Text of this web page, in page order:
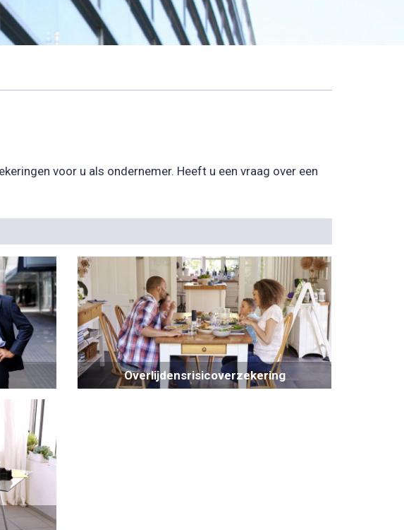
voor u als ondernemer. Heeft u een vraag over een
Overlijdensrisicoverzekering